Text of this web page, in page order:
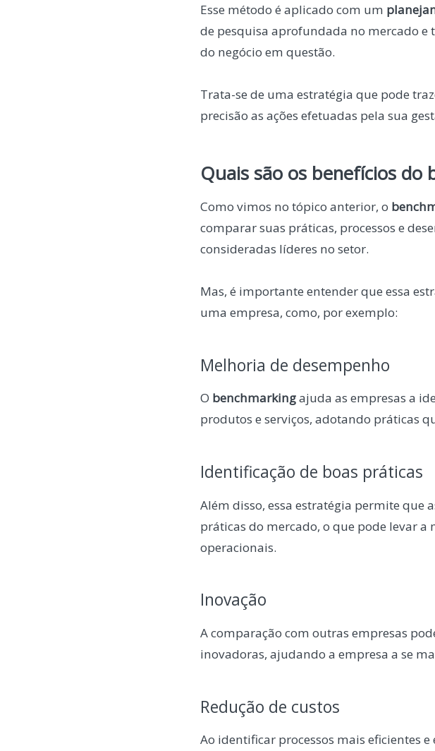
Esse método é aplicado com um
de pesquisa aprofundada no mercado
do negócio em questão.
Trata-se de uma estratégia que pode
precisão as ações efetuadas pela sua
Quais são os benefícios do
Como vimos no tópico anterior, o
comparar suas práticas, processos e
consideradas líderes no setor.
Mas, é importante entender que essa
uma empresa, como, por exemplo:
Melhoria de desempenho
O benchmarkingajuda as empresas a
produtos e serviços, adotando práticas
Identificação de boas práticas
Além disso, essa estratégia permite que
práticas do mercado, o que pode levar
operacionais.
Inovação
A comparação com outras empresas
inovadoras, ajudando a empresa a se
Redução de custos
Ao identificar processos mais eficientes